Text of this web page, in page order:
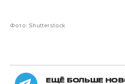
Фото: Shutterstock
ЕЩЁ БОЛЬШЕ